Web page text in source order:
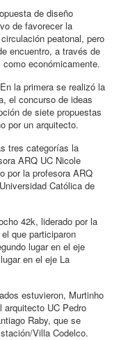
de diseño
de favorecer la
peatonal, pero
encuentro, a través de
económicamente.
la primera se realizó la
el concurso de ideas
de siete propuestas
por un arquitecto.
tres categorías la
ARQ UC Nicole
por la profesora ARQ
Católica de
42k, liderado por la
que participaron
lugar en el eje
en el eje La
estuvieron, Murtinho
arquitecto UC Pedro
Raby, que se
Villa Codelco.